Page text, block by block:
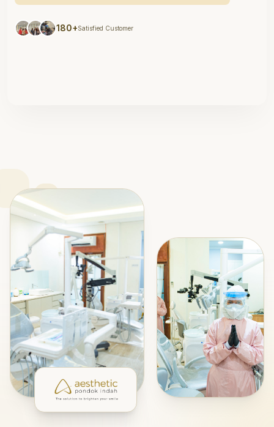
180+Satisfied Customer